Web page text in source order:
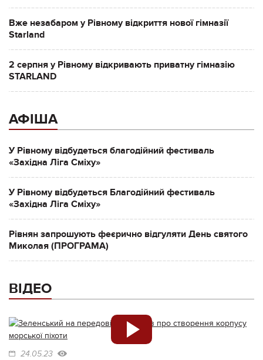
Вже незабаром у Рівному відкриття нової гімназії
Starland
2 серпня у Рівному відкривають приватну гімназію
STARLAND
АФІША
У Рівному відбудеться благодійний фестиваль
«Західна Ліга Сміху»
У Рівному відбудеться Благодійний фестиваль
«Західна Ліга Сміху»
Рівнян запрошують феєрично відгуляти День святого
Миколая (ПРОГРАМА)
ВІДЕО
24.05.23